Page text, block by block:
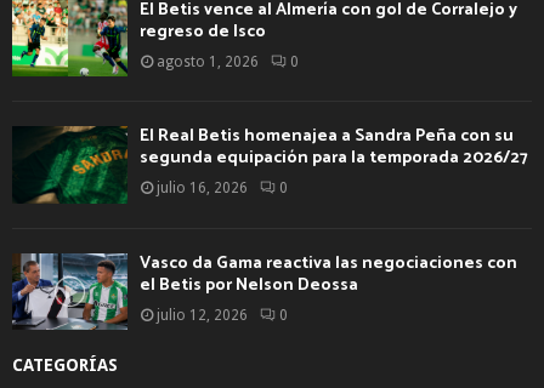
El Betis vence al Almería con gol de Corralejo y
regreso de Isco
agosto 1, 2026 0
El Real Betis homenajea a Sandra Peña con su
segunda equipación para la temporada 2026/27
julio 16, 2026 0
Vasco da Gama reactiva las negociaciones con
el Betis por Nelson Deossa
julio 12, 2026 0
CATEGORÍAS